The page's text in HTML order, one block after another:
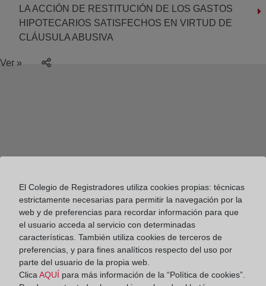
LA ACCIÓN DE RESTITUCIÓN DE LOS GASTOS
HIPOTECARIOS SATISFECHOS EN VIRTUD DE
CLÁUSULA ABUSIVA
Ver »
Colegio de Registradores
El Colegio de Registradores utiliza cookies propias: técnicas
estrictamente necesarias para permitir la navegación por la
web y de preferencias para recordar información para que
el usuario acceda al servicio con determinadas
características. También utiliza cookies de terceros de
preferencias, y para fines analíticos respecto del uso por
parte del usuario de la propia web.
Clica AQUÍ para más información de la “Política de cookies”.